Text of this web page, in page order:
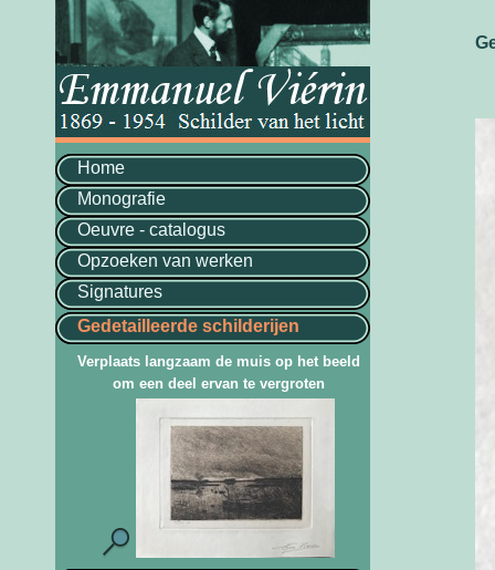
Home
Monografie
Oeuvre - catalogus
Opzoeken van werken
Signatures
Gedetailleerde schilderijen
Verplaats langzaam de muis op het beeld
om een deel ervan te vergroten